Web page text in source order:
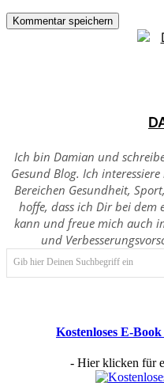
Ich bin Damian und
Gesund Blog. Ich
Bereichen Gesundheit,
hoffe, dass ich Dir bei dem
kann und freue mich auch
und
Gib hier Deinen Suchbegriff ein
Kostenloses E-
- Hier klicken für